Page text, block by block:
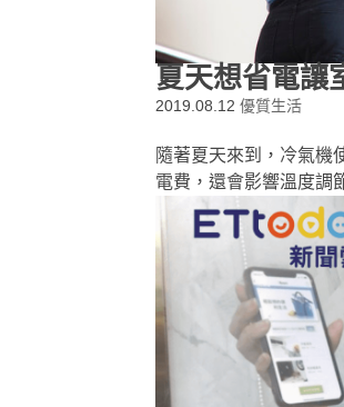
夏天想省電讓
2019.08.12 優質生活
隨著夏天來到，冷氣機
電費，還會影響溫度調